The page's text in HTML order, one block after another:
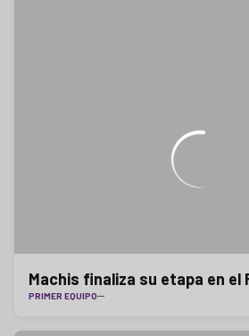
Machis finaliza su etapa en el
PRIMER EQUIPO